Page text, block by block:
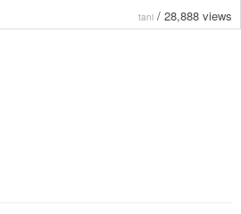
tani / 28,888 views